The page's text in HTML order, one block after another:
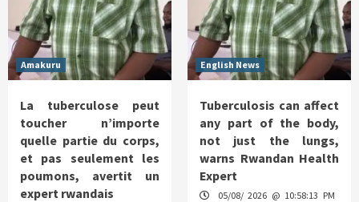
Amakuru
La tuberculose peut
toucher n’importe
quelle partie du corps,
et pas seulement les
poumons, avertit un
expert rwandais
English News
Tuberculosis can affect
any part of the body,
not just the lungs,
warns Rwandan Health
Expert
05/08/ 2026 @ 10:58:13 PM